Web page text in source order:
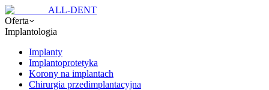
ALL-DENT
Oferta
Implantologia
Implanty
Implantoprotetyka
Korony na implantach
Chirurgia przedimplantacyjna